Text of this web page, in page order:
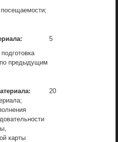
посещаемости;
предыдущим
5
карты
20